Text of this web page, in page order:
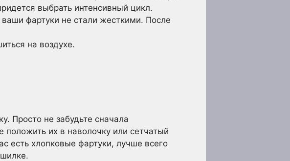
выбрать интенсивный цикл.
фартуки не стали жесткими. После
на воздухе.
Просто не забудьте сначала
положить их в наволочку или сетчатый
есть хлопковые фартуки, лучше всего